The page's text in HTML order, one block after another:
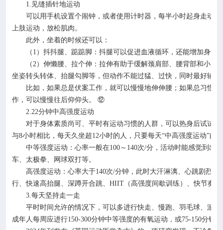
1. 见缝插针地运动
可以用手机设置个闹钟，或者使用计时器，每半小时起身走动
上肢运动，放松肌肉。
此外，坐着的时候还可以：
（ 1 ）抖抖腿、踮踮脚：抖腿可以促进血液循环，还能增加身体
（2）伸懒腰、拉个伸：拉伸有助于缓解颈肩部、腰背部和小
坐姿转头转体、抬腿勾脚等，但动作不能过猛、过快，同时最好辅以
比如，如果总是伏案工作，就可以慢慢地伸伸腰；如果总习惯
作，可以慢慢往后仰仰头。
⑫
2.22分钟中高强度运动
对于身体素质尚可、平时有运动习惯的人群，可以热身后试试
与8小时相比，每天久坐超 12小时的人，只要每天“中高强度运动”的
中等强度运动：心率一般在100～ 140次/分，活动时能感觉到出
车、太极拳、网球双打等。
高强度运动：心率大于140次/分钟，此时大汗淋漓、心跳剧烈
行、快速高抬腿、深蹲开合跳、 HIIT（高强度间歇训练）、快节奏
3.每天坚持走一走
平时时间允许的情况下，可以多进行快走、慢跑、羽毛球、游
成年人每周应进行150-300分钟中等强度的有氧运动，或75-150分钟